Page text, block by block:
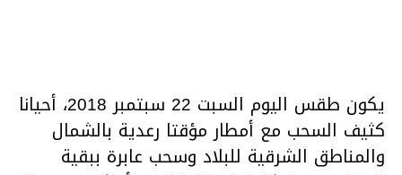
يكون طقس اليوم السبت 22 سبتمبر 2018، أحيانا
كثيف السحب مع أمطار مؤقتا رعدية بالشمال
والمناطق الشرقية للبلاد وسحب عابرة ببقية